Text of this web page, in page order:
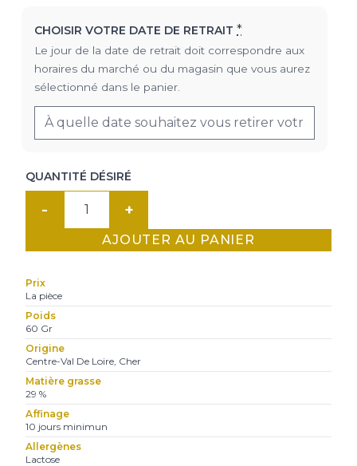
CHOISIR VOTRE DATE DE RETRAIT *
Le jour de la date de retrait doit correspondre aux
horaires du marché ou du magasin que vous aurez
sélectionné dans le panier.
QUANTITÉ DÉSIRÉ
Chavignol
AJOUTER AU PANIER
Prix
La pièce
Poids
60 Gr
Origine
Centre-Val De Loire, Cher
Matière grasse
29 %
Affinage
10 jours minimun
Allergènes
Lactose